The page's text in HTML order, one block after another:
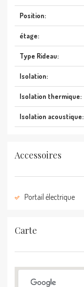
Position:
étage:
Type Rideau:
Isolation:
Isolation thermique:
Isolation acoustique:
Accessoires
Portail électrique
Carte